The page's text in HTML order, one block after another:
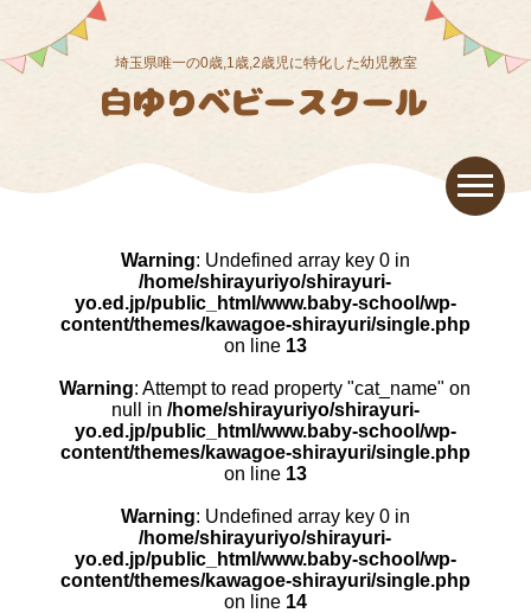
埼玉県唯一の0歳,1歳,2歳児に特化した幼児教室
Warning: Undefined array key 0 in
/home/shirayuriyo/shirayuri-
yo.ed.jp/public_html/www.baby-school/wp-
content/themes/kawagoe-shirayuri/single.php
on line 13
Warning: Attempt to read property "cat_name" on
null in /home/shirayuriyo/shirayuri-
yo.ed.jp/public_html/www.baby-school/wp-
content/themes/kawagoe-shirayuri/single.php
on line 13
Warning: Undefined array key 0 in
/home/shirayuriyo/shirayuri-
yo.ed.jp/public_html/www.baby-school/wp-
content/themes/kawagoe-shirayuri/single.php
on line 14